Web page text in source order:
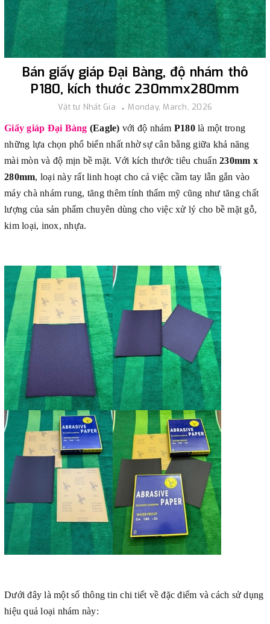
Bán giấy giáp Đại Bàng, độ nhám thô
P180, kích thước 230mmx280mm
Vật tư Nhất Gia Monday, March, 2026
Giấy giáp Đại Bàng (Eagle) với độ nhám P180là một trong
những lựa chọn phổ biến nhất nhờ sự cân bằng giữa khả năng
mài mòn và độ mịn bề mặt. Với kích thước tiêu chuẩn 230mm x
280mm, loại này rất linh hoạt cho cả việc cầm tay lẫn gắn vào
máy chà nhám rung, tăng thêm tính thẩm mỹ cũng như tăng chất
lượng của sản phẩm chuyên dùng cho việc xử lý cho bề mặt gỗ,
kim loại, inox, nhựa.
Dưới đây là một số thông tin chi tiết về đặc điểm và cách sử dụng
hiệu quả loại nhám này: